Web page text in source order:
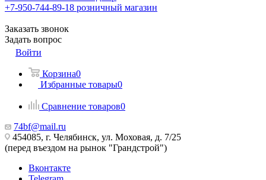
+7-950-744-89-18 розничный магазин
Заказать звонок
Задать вопрос
Войти
Корзина0
Избранные товары0
Сравнение товаров0
74bf@mail.ru
454085, г. Челябинск, ул. Моховая, д. 7/25
(перед въездом на рынок "Грандстрой")
Вконтакте